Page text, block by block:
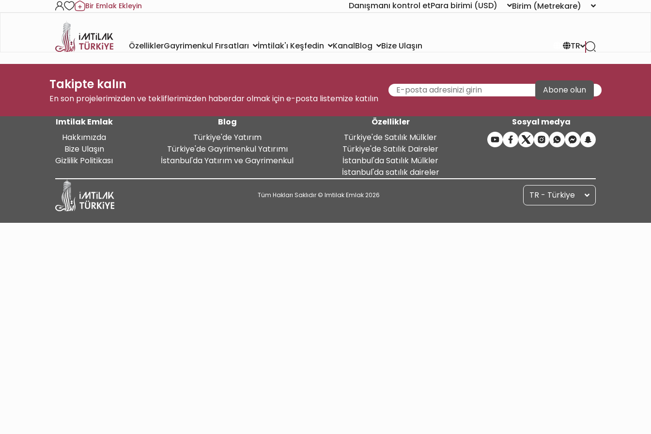
Bir Emlak Ekleyin Danışmanı kontrol etPara birimi (USD) Birim (Metrekare)
ÖzelliklerGayrimenkul Fırsatları İmtilak'ı Keşfedin KanalBlog Bize Ulaşın TR
Takipte kalın
En son projelerimizden ve tekliflerimizden haberdar olmak için e-posta listemize katılın
Abone olun
Imtilak Emlak
Hakkımızda
Bize Ulaşın
Gizlilik Politikası
Blog
Türkiye'de Yatırım
Türkiye'de Gayrimenkul Yatırımı
İstanbul'da Yatırım ve Gayrimenkul
Özellikler
Türkiye'de Satılık Mülkler
Türkiye'de Satılık Daireler
İstanbul'da Satılık Mülkler
İstanbul'da satılık daireler
Sosyal medya
Tüm Hakları Saklıdır © Imtilak Emlak 2026 TR - Türkiye